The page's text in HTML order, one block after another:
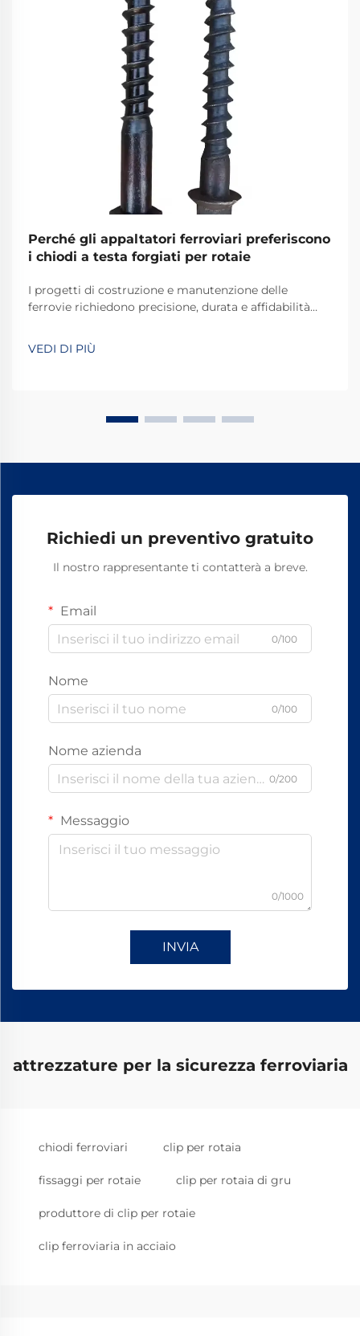
Perché gli appaltatori ferroviari preferiscono
i chiodi a testa forgiati per rotaie
I progetti di costruzione e manutenzione delle
ferrovie richiedono precisione, durata e affidabilità
elementi di fissaggio fondamentali che assicurano i
binari alle traverse ferroviarie, i chiodi a cane per
VEDI DI PIÙ
Richiedi un preventivo gratuito
Il nostro rappresentante ti contatterà a breve.
Email
0/100
Nome
0/100
Nome azienda
0/200
Messaggio
0/1000
INVIA
attrezzature per la sicurezza ferroviaria
chiodi ferroviari clip per rotaia
fissaggi per rotaie clip per rotaia di gru
produttore di clip per rotaie
clip ferroviaria in acciaio